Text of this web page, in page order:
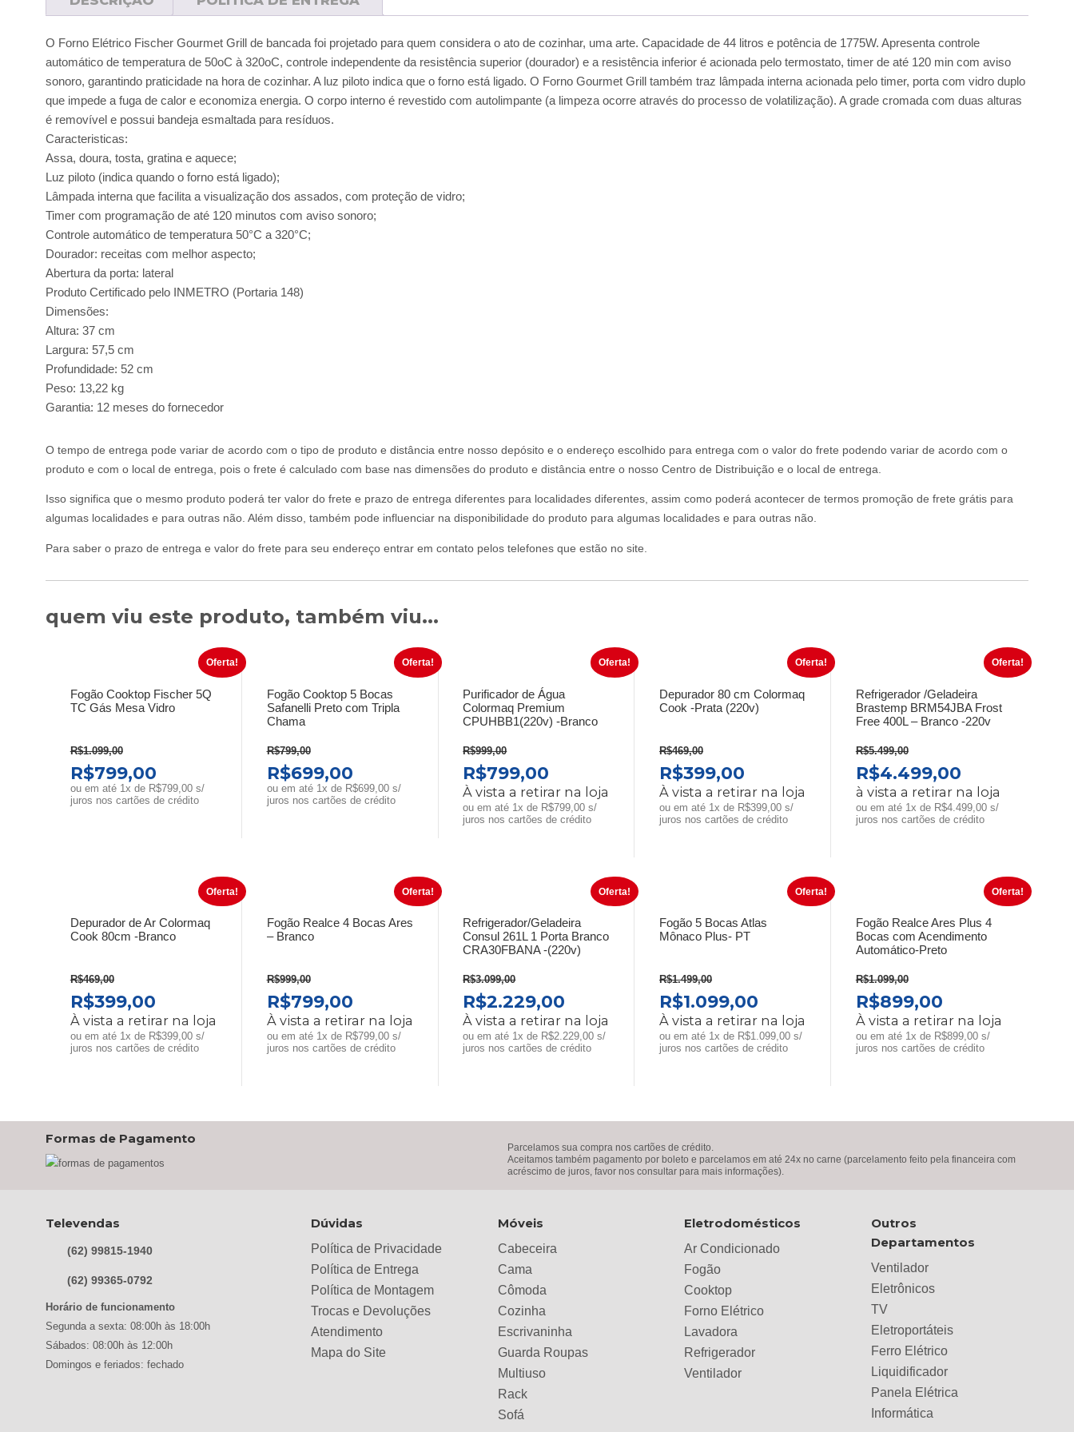
O Forno Elétrico Fischer Gourmet Grill de bancada foi projetado para quem considera o ato de cozinhar, uma arte. Capacidade de 44 litros e potência de 1775W. Apresenta controle
automático de temperatura de 50oC à 320oC, controle independente da resistência superior (dourador) e a resistência inferior é acionada pelo termostato, timer de até 120 min com aviso
sonoro, garantindo praticidade na hora de cozinhar. A luz piloto indica que o forno está ligado. O Forno Gourmet Grill também traz lâmpada interna acionada pelo timer, porta com vidro duplo
que impede a fuga de calor e economiza energia. O corpo interno é revestido com autolimpante (a limpeza ocorre através do processo de volatilização). A grade cromada com duas alturas
é removível e possui bandeja esmaltada para resíduos.
Caracteristicas:
Assa, doura, tosta, gratina e aquece;
Luz piloto (indica quando o forno está ligado);
Lâmpada interna que facilita a visualização dos assados, com proteção de vidro;
Timer com programação de até 120 minutos com aviso sonoro;
Controle automático de temperatura 50°C a 320°C;
Dourador: receitas com melhor aspecto;
Abertura da porta: lateral
Produto Certificado pelo INMETRO (Portaria 148)
Dimensões:
Altura: 37 cm
Largura: 57,5 cm
Profundidade: 52 cm
Peso: 13,22 kg
Garantia: 12 meses do fornecedor
O tempo de entrega pode variar de acordo com o tipo de produto e distância entre nosso depósito e o endereço escolhido para entrega com o valor do frete podendo variar de acordo com o
produto e com o local de entrega, pois o frete é calculado com base nas dimensões do produto e distância entre o nosso Centro de Distribuição e o local de entrega.
Isso significa que o mesmo produto poderá ter valor do frete e prazo de entrega diferentes para localidades diferentes, assim como poderá acontecer de termos promoção de frete grátis para
algumas localidades e para outras não. Além disso, também pode influenciar na disponibilidade do produto para algumas localidades e para outras não.
Para saber o prazo de entrega e valor do frete para seu endereço entrar em contato pelos telefones que estão no site.
quem viu este produto, também viu...
Oferta!
Fogão Cooktop Fischer 5Q
TC Gás Mesa Vidro
R$1.099,00
O
PREÇO
ORIGINAL
R$799,00O
PREÇO
ATUAL
ou em até 1x de R$799,00 s/
juros nos cartões de crédito
Oferta!
Fogão Cooktop 5 Bocas
Safanelli Preto com Tripla
Chama
R$799,00
O
PREÇO
ORIGINAL
R$699,00O
PREÇO
ATUAL
ou em até 1x de R$699,00 s/
juros nos cartões de crédito
Oferta!
Purificador de Água
Colormaq Premium
CPUHBB1(220v) -Branco
R$999,00
O
PREÇO
ORIGINAL
ERA:
R$799,00
PREÇO
ATUAL
É:
À vista a retirar na loja
ou em até 1x de R$799,00 s/
juros nos cartões de crédito
Oferta!
Depurador 80 cm Colormaq
Cook -Prata (220v)
R$469,00
O
PREÇO
ORIGINAL
ERA:
R$399,00
PREÇO
ATUAL
É:
À vista a retirar na loja
ou em até 1x de R$399,00 s/
juros nos cartões de crédito
Oferta!
Refrigerador /Geladeira
Brastemp BRM54JBA Frost
Free 400L – Branco -220v
R$5.499,00
O
PREÇO
ORIGINAL
ERA:
R$4.499,00O
PREÇO
ATUAL
É:
à vista a retirar na loja
ou em até 1x de R$4.499,00 s/
juros nos cartões de crédito
Oferta!
Depurador de Ar Colormaq
Cook 80cm -Branco
R$469,00
O
PREÇO
ORIGINAL
ERA:
R$399,00O
PREÇO
ATUAL
É:
À vista a retirar na loja
ou em até 1x de R$399,00 s/
juros nos cartões de crédito
Oferta!
Fogão Realce 4 Bocas Ares
– Branco
R$999,00
O
PREÇO
ORIGINAL
ERA:
R$799,00O
PREÇO
ATUAL
É:
À vista a retirar na loja
ou em até 1x de R$799,00 s/
juros nos cartões de crédito
Oferta!
Refrigerador/Geladeira
Consul 261L 1 Porta Branco
CRA30FBANA -(220v)
R$3.099,00
O
PREÇO
ORIGINAL
ERA:
R$2.229,00
PREÇO
ATUAL
É:
À vista a retirar na loja
ou em até 1x de R$2.229,00 s/
juros nos cartões de crédito
Oferta!
Fogão 5 Bocas Atlas
Mônaco Plus- PT
R$1.499,00
O
PREÇO
ORIGINAL
ERA:
R$1.099,00
PREÇO
ATUAL
É:
À vista a retirar na loja
ou em até 1x de R$1.099,00 s/
juros nos cartões de crédito
Oferta!
Fogão Realce Ares Plus 4
Bocas com Acendimento
Automático-Preto
R$1.099,00
O
PREÇO
ORIGINAL
ERA:
R$899,00O
PREÇO
ATUAL
É:
À vista a retirar na loja
ou em até 1x de R$899,00 s/
juros nos cartões de crédito
Formas de Pagamento
Parcelamos sua compra nos cartões de crédito.
Aceitamos também pagamento por boleto e parcelamos em até 24x no carne (parcelamento feito pela financeira com
acréscimo de juros, favor nos consultar para mais informações).
Televendas
(62) 99815-1940
(62) 99365-0792
Horário de funcionamento
Segunda a sexta: 08:00h às 18:00h
Sábados: 08:00h às 12:00h
Domingos e feriados: fechado
Dúvidas
Política de Privacidade
Política de Entrega
Política de Montagem
Trocas e Devoluções
Atendimento
Mapa do Site
Móveis
Cabeceira
Cama
Cômoda
Cozinha
Escrivaninha
Guarda Roupas
Multiuso
Rack
Sofá
Eletrodomésticos
Ar Condicionado
Fogão
Cooktop
Forno Elétrico
Lavadora
Refrigerador
Ventilador
Outros
Departamentos
Ventilador
Eletrônicos
TV
Eletroportáteis
Ferro Elétrico
Liquidificador
Panela Elétrica
Informática